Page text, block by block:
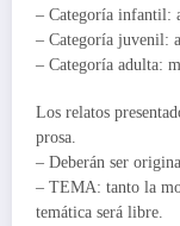
– Categoría infantil:
– Categoría juvenil:
– Categoría adulta:
Los relatos
prosa.
– Deberán ser
– TEMA: tanto la
temática será libre.